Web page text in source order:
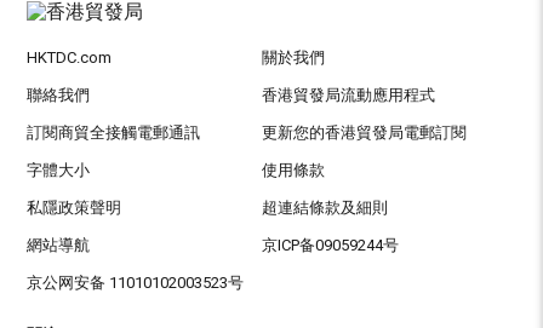
HKTDC.com 關於我們
聯絡我們 香港貿發局流動應用程式
訂閱商貿全接觸電郵通訊 更新您的香港貿發局電郵訂閱
字體大小 使用條款
私隱政策聲明 超連結條款及細則
網站導航 京ICP备09059244号
京公网安备 11010102003523号